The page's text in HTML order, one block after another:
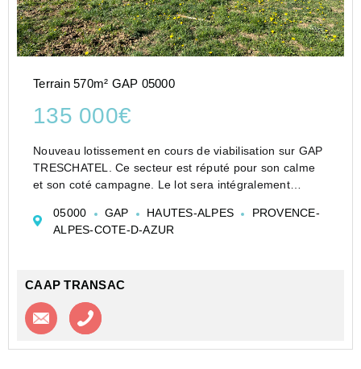
Terrain 570m² GAP 05000
135 000€
Nouveau lotissement en cours de viabilisation sur GAP
TRESCHATEL. Ce secteur est réputé pour son calme
et son coté campagne. Le lot sera intégralement
constructeur, vous pourrez y réaliser votre construct...
05000 GAP HAUTES-ALPES
PROVENCE-
ALPES-COTE-D-AZUR
CAAP TRANSAC
Contacter l'agence